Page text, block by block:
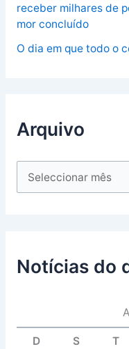
receber milhares de
mor concluído
O dia em que todo o
Arquivo
Notícias do
D S T